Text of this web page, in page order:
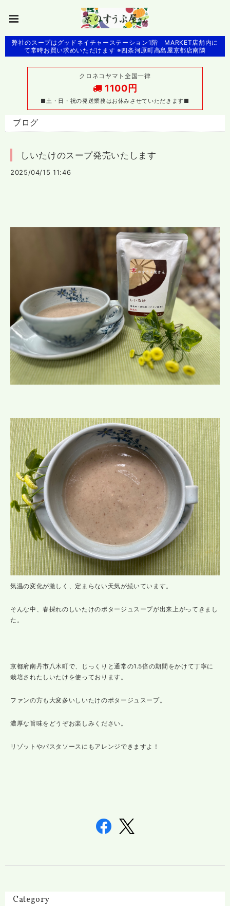
弊社のスープはグッドネイチャーステーション1階 MARKET店舗内に
て常時お買い求めいただけます ※四条河原町高島屋京都店南隣
クロネコヤマト全国一律
1100円
■土・日・祝の発送業務はお休みさせていただきます■
ブログ
しいたけのスープ発売いたします
2025/04/15 11:46
気温の変化が激しく、定まらない天気が続いています。
そんな中、春採れのしいたけのポタージュスープが出来上がってきまし
た。
京都府南丹市八木町で、じっくりと通常の1.5倍の期間をかけて丁寧に
栽培されたしいたけを使っております。
ファンの方も大変多いしいたけのポタージュスープ。
濃厚な旨味をどうぞお楽しみください。
リゾットやパスタソースにもアレンジできますよ！
Category